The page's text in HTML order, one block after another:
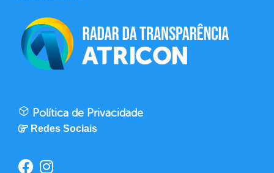
Política de Privacidade
Redes Sociais